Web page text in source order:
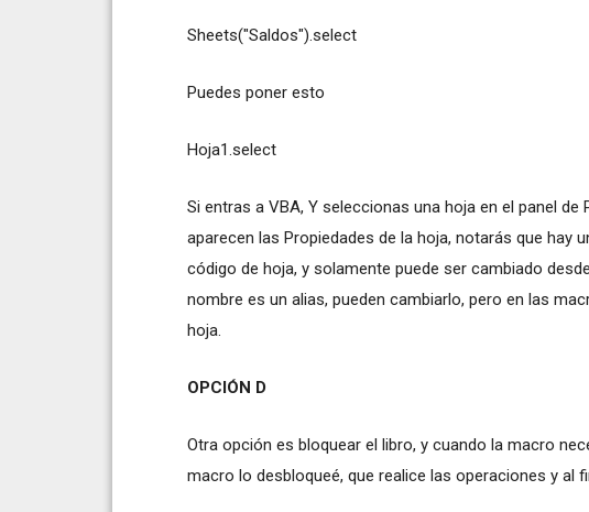
Sheets("Saldos").select
Puedes poner esto
Hoja1.select
Si entras a VBA, Y seleccionas una hoja en el panel
aparecen las Propiedades de la hoja, notarás que hay
código de hoja, y solamente puede ser cambiado
nombre es un alias, pueden cambiarlo, pero en las
hoja.
OPCIÓN D
Otra opción es bloquear el libro, y cuando la macro
macro lo desbloqueé, que realice las operaciones y al